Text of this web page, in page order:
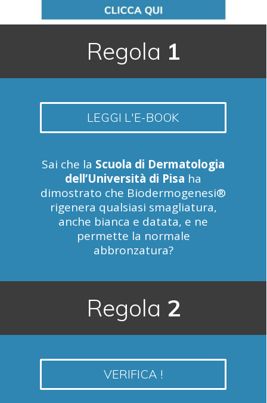
Regola 1
LEGGI L'E-BOOK
Sai che la Scuola di Dermatologia
dell’Università di Pisa ha
dimostrato che Biodermogenesi®
rigenera qualsiasi smagliatura,
anche bianca e datata, e ne
permette la normale
abbronzatura?
Regola 2
VERIFICA !